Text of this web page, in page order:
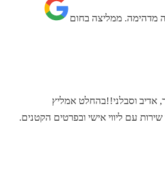
מדהימה. ממליצה בחום
אדיב וסבלני!!בהחלט אמליץ
עם ליווי אישי ובפרטים הקטנים.